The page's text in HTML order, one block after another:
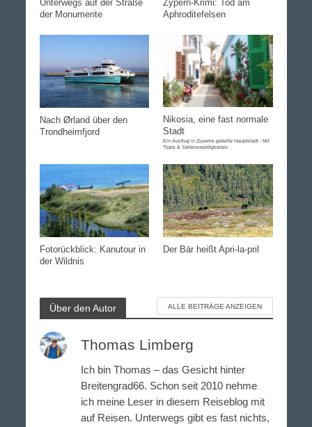
Unterwegs auf der Straße
der Monumente
Zypern-Krimi: Tod am
Aphroditefelsen
Nach Ørland über den
Trondheimfjord
Nikosia, eine fast normale
Stadt
Ein Ausflug in Zyperns geteilte Hauptstadt - Mit
Tipps & Sehenswürdigkeiten
Fotorückblick: Kanutour in
der Wildnis
Der Bär heißt Apri-la-pril
Über den Autor ALLE BEITRÄGE ANZEIGEN
Thomas Limberg
Ich bin Thomas – das Gesicht hinter
Breitengrad66. Schon seit 2010 nehme
ich meine Leser in diesem Reiseblog mit
auf Reisen. Unterwegs gibt es fast nichts,